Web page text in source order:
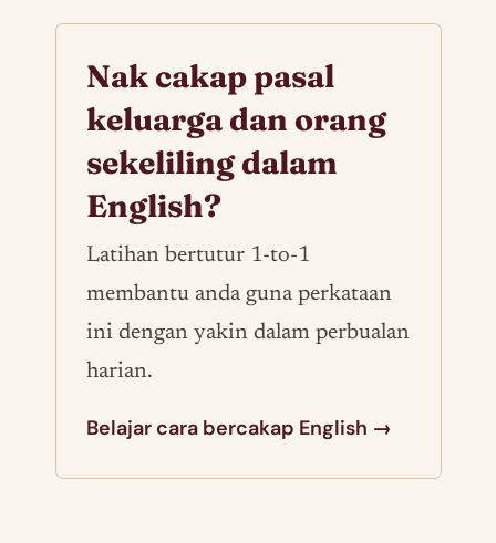
Nak cakap pasal
keluarga dan orang
sekeliling dalam
English?
Latihan bertutur 1-to-1
membantu anda guna perkataan
ini dengan yakin dalam perbualan
harian.
Belajar cara bercakap English →